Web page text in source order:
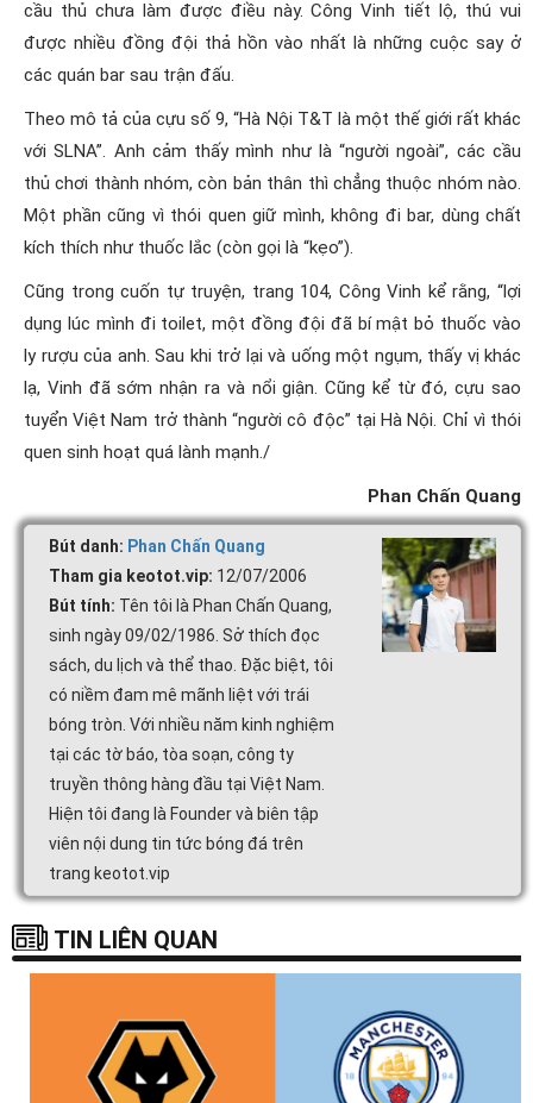
cầu thủ chưa làm được điều này. Công Vinh tiết lộ, thú vui
được nhiều đồng đội thả hồn vào nhất là những cuộc say ở
các quán bar sau trận đấu.
Theo mô tả của cựu số 9, “Hà Nội T&T là một thế giới rất khác
với SLNA”. Anh cảm thấy mình như là “người ngoài”, các cầu
thủ chơi thành nhóm, còn bản thân thì chẳng thuộc nhóm nào.
Một phần cũng vì thói quen giữ mình, không đi bar, dùng chất
kích thích như thuốc lắc (còn gọi là “kẹo”).
Cũng trong cuốn tự truyện, trang 104, Công Vinh kể rằng, “lợi
dụng lúc mình đi toilet, một đồng đội đã bí mật bỏ thuốc vào
ly rượu của anh. Sau khi trở lại và uống một ngụm, thấy vị khác
lạ, Vinh đã sớm nhận ra và nổi giận. Cũng kể từ đó, cựu sao
tuyển Việt Nam trở thành “người cô độc” tại Hà Nội. Chỉ vì thói
quen sinh hoạt quá lành mạnh./
Phan Chấn Quang
Bút danh: Phan Chấn Quang
Tham gia keotot.vip: 12/07/2006
Bút tính: Tên tôi là Phan Chấn Quang,
sinh ngày 09/02/1986. Sở thích đọc
sách, du lịch và thể thao. Đặc biệt, tôi
có niềm đam mê mãnh liệt với trái
bóng tròn. Với nhiều năm kinh nghiệm
tại các tờ báo, tòa soạn, công ty
truyền thông hàng đầu tại Việt Nam.
Hiện tôi đang là Founder và biên tập
viên nội dung tin tức bóng đá trên
trang keotot.vip
TIN LIÊN QUAN